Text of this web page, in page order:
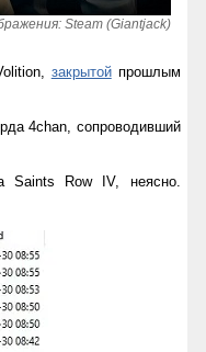
Steam (Giantjack)
закрытойпрошлым
4chan, сопроводивший
Saints Row IV, неясно.